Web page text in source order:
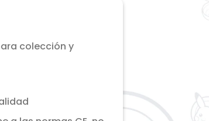
colección y